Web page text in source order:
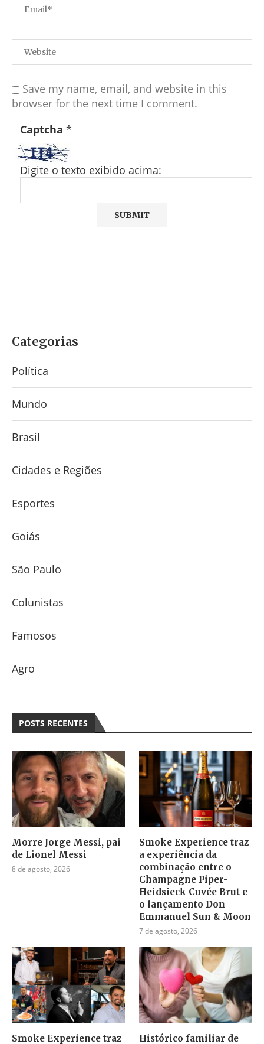
Save my name, email, and website in this
browser for the next time I comment.
Captcha *
Digite o texto exibido acima:
Categorias
Política
Mundo
Brasil
Cidades e Regiões
Esportes
Goiás
São Paulo
Colunistas
Famosos
Agro
POSTS RECENTES
Morre Jorge Messi, pai
de Lionel Messi
8 de agosto, 2026
Smoke Experience traz
a experiência da
combinação entre o
Champagne Piper-
Heidsieck Cuvée Brut e
o lançamento Don
Emmanuel Sun & Moon
7 de agosto, 2026
Smoke Experience traz
Histórico familiar de